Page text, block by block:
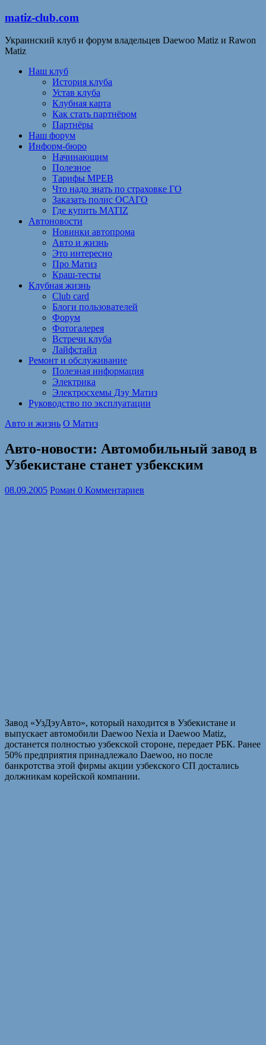
matiz-club.com
Украинский клуб и форум владельцев Daewoo Matiz и Rawon
Matiz
Наш клуб
История клуба
Устав клуба
Клубная карта
Как стать партнёром
Партнёры
Наш форум
Информ-бюро
Начинающим
Полезное
Тарифы МРЕВ
Что надо знать по страховке ГО
Заказать полис ОСАГО
Где купить MATIZ
Автоновости
Новинки автопрома
Авто и жизнь
Это интересно
Про Матиз
Краш-тесты
Клубная жизнь
Club card
Блоги пользователей
Форум
Фотогалерея
Встречи клуба
Лайфстайл
Ремонт и обслуживание
Полезная информация
Электрика
Электросхемы Дэу Матиз
Руководство по эксплуатации
Авто и жизнь О Матиз
Авто-новости: Автомобильный завод в
Узбекистане станет узбекским
08.09.2005 Роман 0 Комментариев
Завод «УзДэуАвто», который находится в Узбекистане и
выпускает автомобили Daewoo Nexia и Daewoo Matiz,
достанется полностью узбекской стороне, передает РБК. Ранее
50% предприятия принадлежало Daewoo, но после
банкротства этой фирмы акции узбекского СП достались
должникам корейской компании.